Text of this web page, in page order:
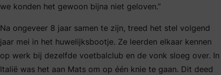
we konden het gewoon bijna niet geloven.”
Na ongeveer 8 jaar samen te zijn, treed het stel volgend
jaar mei in het huwelijksbootje. Ze leerden elkaar kennen
op werk bij dezelfde voetbalclub en de vonk sloeg over. In
Italië was het aan Mats om op één knie te gaan. Dit deed